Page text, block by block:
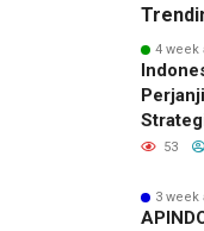
4 week
53
3 week